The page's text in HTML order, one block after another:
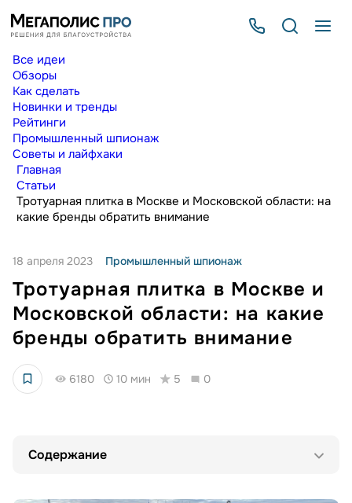
Все идеи
Обзоры
Как сделать
Новинки и тренды
Рейтинги
Промышленный шпионаж
Советы и лайфхаки
Главная
Статьи
Тротуарная плитка в Москве и Московской области: на
какие бренды обратить внимание
18 апреля 2023 Промышленный шпионаж
Тротуарная плитка в Москве и
Московской области: на какие
бренды обратить внимание
6180 10 мин 5 0
Содержание